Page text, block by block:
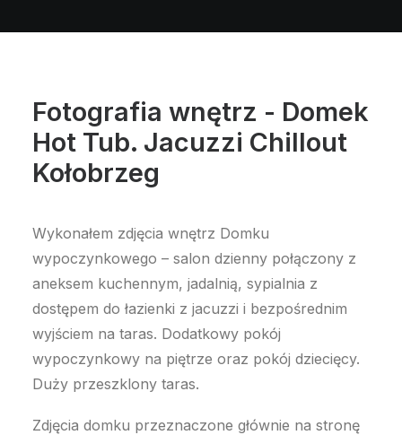
Fotografia wnętrz - Domek
Hot Tub. Jacuzzi Chillout
Kołobrzeg
Wykonałem zdjęcia wnętrz Domku
wypoczynkowego – salon dzienny połączony z
aneksem kuchennym, jadalnią, sypialnia z
dostępem do łazienki z jacuzzi i bezpośrednim
wyjściem na taras. Dodatkowy pokój
wypoczynkowy na piętrze oraz pokój dziecięcy.
Duży przeszklony taras.
Zdjęcia domku przeznaczone głównie na stronę